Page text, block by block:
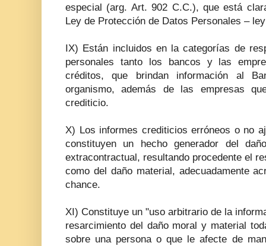
especial (arg. Art. 902 C.C.), que está
Ley de Protección de Datos Personales –
IX) Están incluidos en la categorías de
personales tanto los bancos y las
créditos, que brindan información al
organismo, además de las empresas
crediticio.
X) Los informes crediticios erróneos o no
constituyen un hecho generador del
extracontractual, resultando procedente el
como del daño material, adecuadamente
chance.
XI) Constituye un "uso arbitrario de la
resarcimiento del daño moral y material
sobre una persona o que le afecte de